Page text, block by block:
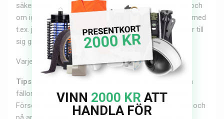
säkerställer snabb avlivning. Fällan kan användas om och
om igen såväl inomhus som utomhus. Laddas enkelt med
t.ex. jordnötssmör, russin eller andra beten som lockar till
sig gnagare.
Varje förpackning innehåller 1 styck Musfälla Jumbo.
Tips:
äst effekt får du av att placera ut flera stycken
fällor på olika platser i fastigheten som ska skyddas.
Försök också se till att hålla så rent som möjligt i kök och
VINN 2000 KR ATT
HANDLA FÖR